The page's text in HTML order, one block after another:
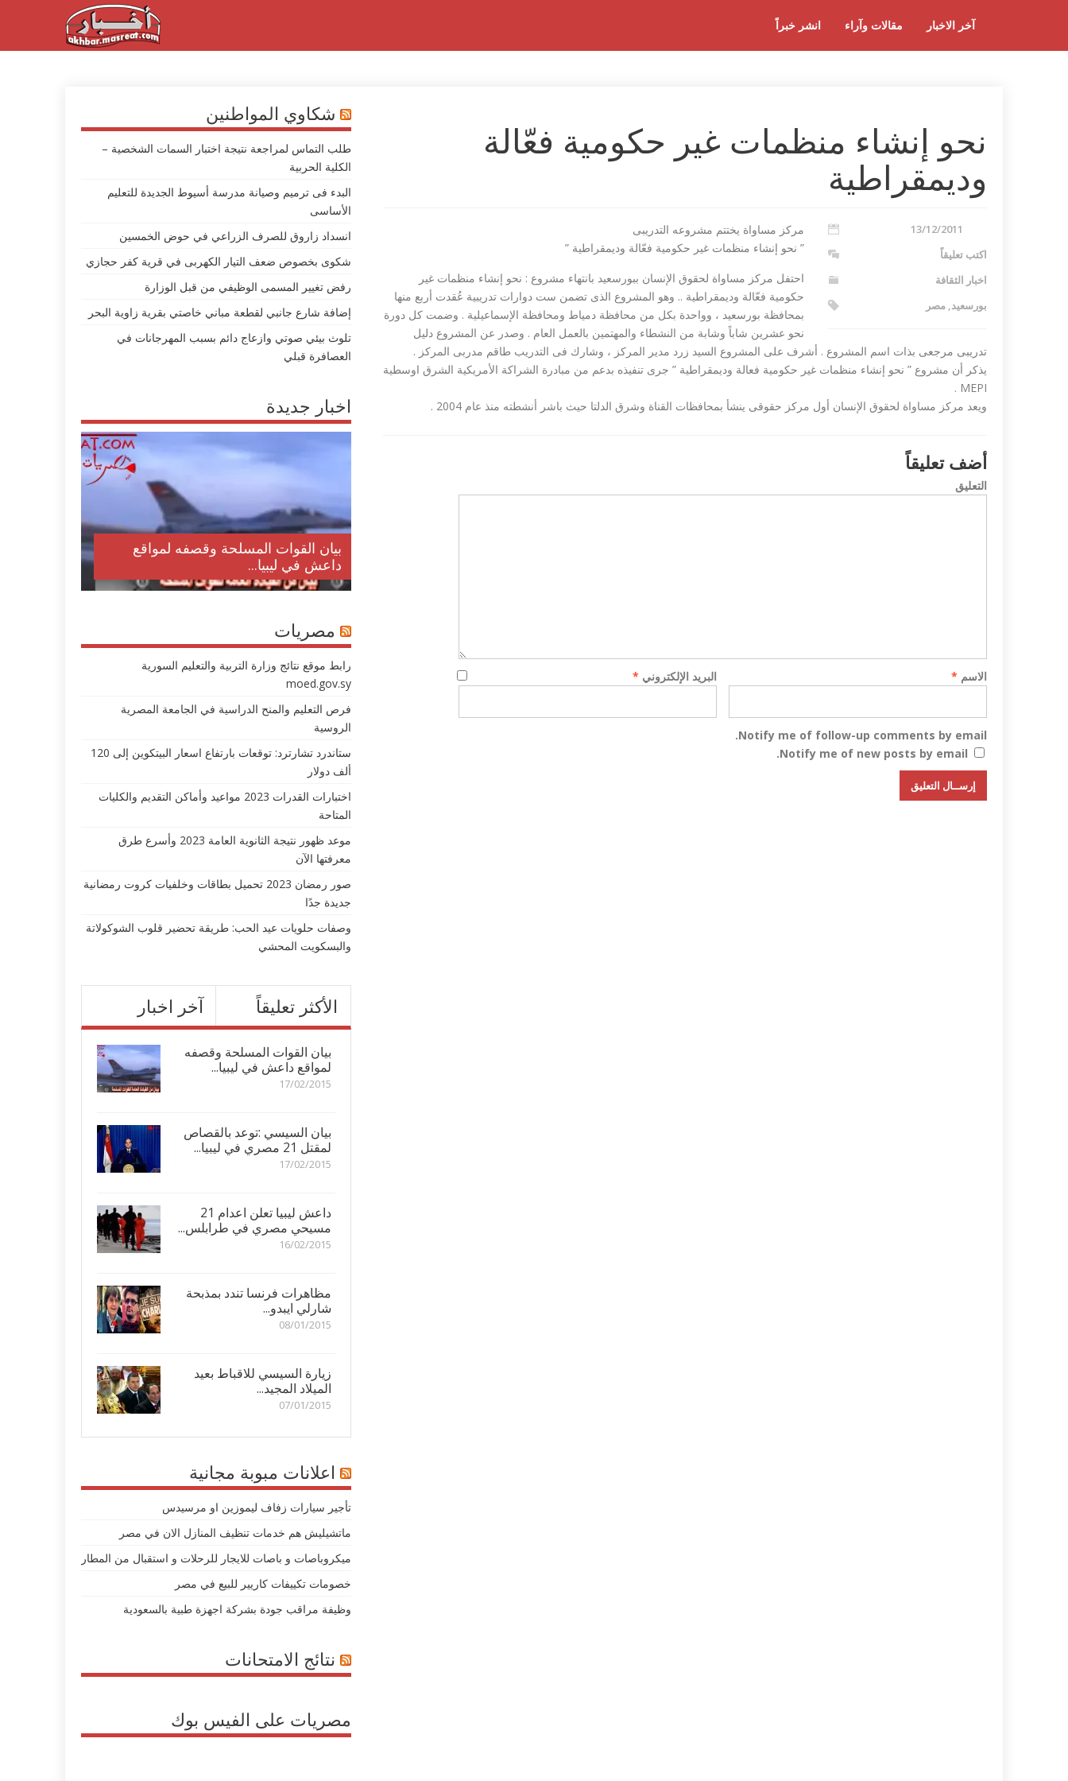
انشر خبراً مقالات وآراء آخر الاخبار
نحو إنشاء منظمات غير حكومية فعّالة
وديمقراطية
13/12/2011
اكتب تعليقاً
اخبار الثقافة
بورسعيد, مصر
مركز مساواة يختتم مشروعه التدريبى
” نحو إنشاء منظمات غير حكومية فعّالة وديمقراطية ”
احتفل مركز مساواة لحقوق الإنسان ببورسعيد بانتهاء مشروع : نحو إنشاء منظمات غير
حكومية فعّالة وديمقراطية .. وهو المشروع الذى تضمن ست دوارات تدريبية عُقدت أربع منها
بمحافظة بورسعيد ، وواحدة بكل من محافظة دمياط ومحافظة الإسماعيلية . وضمت كل دورة
نحو عشرين شاباً وشابة من النشطاء والمهتمين بالعمل العام . وصدر عن المشروع دليل
تدريبى مرجعى بذات اسم المشروع . أشرف على المشروع السيد زرد مدير المركز ، وشارك فى التدريب طاقم مدربى المركز .
يذكر أن مشروع ” نحو إنشاء منظمات غير حكومية فعالة وديمقراطية ” جرى تنفيذه بدعم من مبادرة الشراكة الأمريكية الشرق اوسطية
MEPI .
ويعد مركز مساواة لحقوق الإنسان أول مركز حقوقى ينشأ بمحافظات القناة وشرق الدلتا حيث باشر أنشطته منذ عام 2004 .
أضف تعليقاً
التعليق
الاسم * البريد الإلكتروني *
Notify me of follow-up comments by email.
Notify me of new posts by email.
شكاوي المواطنين
طلب التماس لمراجعة نتيجة اختبار السمات الشخصية –
الكلية الحربية
البدء فى ترميم وصيانة مدرسة أسيوط الجديدة للتعليم
الأساسى
انسداد زاروق للصرف الزراعي في حوض الخمسين
شكوى بخصوص ضعف التيار الكهربى في قرية كفر حجازي
رفض تغيير المسمى الوظيفي من قبل الوزارة
إضافة شارع جانبي لقطعة مباني خاصتي بقرية زاوية البحر
تلوث بيئي صوتي وازعاج دائم بسبب المهرجانات في
العصافرة قبلي
اخبار جديدة
بيان القوات المسلحة وقصفه لمواقع
داعش في ليبيا...
مصريات
رابط موقع نتائج وزارة التربية والتعليم السورية
moed.gov.sy
فرص التعليم والمنح الدراسية في الجامعة المصرية
الروسية
ستاندرد تشارترد: توقعات بارتفاع اسعار البيتكوين إلى 120
ألف دولار
اختبارات القدرات 2023 مواعيد وأماكن التقديم والكليات
المتاحة
موعد ظهور نتيجة الثانوية العامة 2023 وأسرع طرق
معرفتها الآن
صور رمضان 2023 تحميل بطاقات وخلفيات كروت رمضانية
جديدة جدًا
وصفات حلويات عيد الحب: طريقة تحضير قلوب الشوكولاتة
والبسكويت المحشي
آخر اخبار الأكثر تعليقاً
بيان القوات المسلحة وقصفه
لمواقع داعش في ليبيا...
17/02/2015
بيان السيسي :توعد بالقصاص
لمقتل 21 مصري في ليبيا...
17/02/2015
داعش ليبيا تعلن اعدام 21
مسيحي مصري في طرابلس...
16/02/2015
مظاهرات فرنسا تندد بمذبحة
شارلي ايبدو...
08/01/2015
زيارة السيسي للاقباط بعيد
الميلاد المجيد...
07/01/2015
اعلانات مبوبة مجانية
تأجير سيارات زفاف ليموزين او مرسيدس
ماتشيليش هم خدمات تنظيف المنازل الان في مصر
ميكروباصات و باصات للايجار للرحلات و استقبال من المطار
خصومات تكييفات كاريير للبيع في مصر
وظيفة مراقب جودة بشركة اجهزة طبية بالسعودية
نتائج الامتحانات
مصريات على الفيس بوك